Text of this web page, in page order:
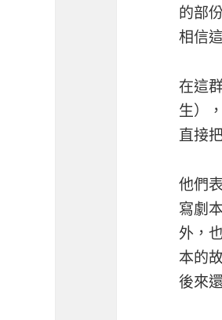
的部
相信
在這
生）
直接
他們
寫劇
外，
本的
後來